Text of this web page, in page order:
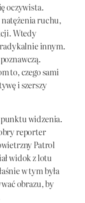
oczywista.
ruchu,
Wtedy
radykalnie innym.
to, czego sami
i szerszy
punktu widzenia.
reporter
Patrol
widok z lotu
w tym była
obrazu, by